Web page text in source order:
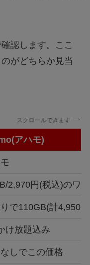
認します。ここ
がどちらか見当
スクロールできます
アハモ)
2,970円(税込)のワ
で110GB(計4,950
け放題込み
しでこの価格